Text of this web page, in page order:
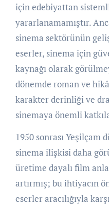
için edebiyattan
yararlanamamıştır.
sinema sektörünün
eserler, sinema için
kaynağı olarak
dönemde roman ve
karakter derinliği ve
sinemaya önemli
1950 sonrası Yeşilçam
sinema ilişkisi daha
üretime dayalı film
artırmış; bu ihtiyacın
eserler aracılığıyla